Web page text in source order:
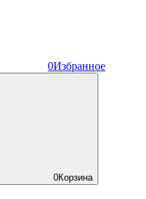
0Избранное
0Корзина